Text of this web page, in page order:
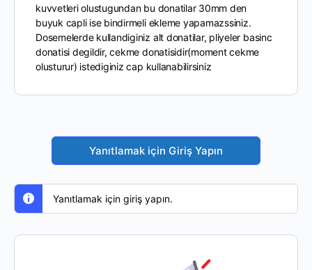
kuvvetleri olustugundan bu donatilar 30mm den
buyuk capli ise bindirmeli ekleme yapamazssiniz.
Dosemelerde kullandiginiz alt donatilar, pliyeler basinc
donatisi degildir, cekme donatisidir(moment cekme
olusturur) istediginiz cap kullanabilirsiniz
Yanıtlamak için Giriş Yapın
Yanıtlamak için giriş yapın.